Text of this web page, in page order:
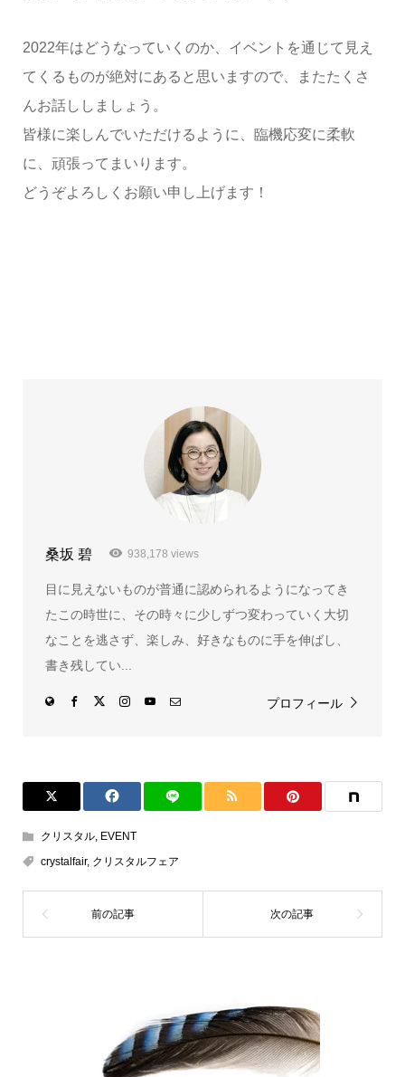
2022年はどうなっていくのか、イベントを通じて見え
てくるものが絶対にあると思いますので、またたくさ
んお話ししましょう。
皆様に楽しんでいただけるように、臨機応変に柔軟
に、頑張ってまいります。
どうぞよろしくお願い申し上げます！
桑坂 碧 938,178 views
目に見えないものが普通に認められるようになってき
たこの時世に、その時々に少しずつ変わっていく大切
なことを逃さず、楽しみ、好きなものに手を伸ばし、
書き残してい...
プロフィール
クリスタル, EVENT
crystalfair, クリスタルフェア